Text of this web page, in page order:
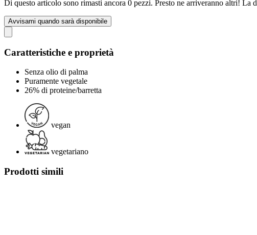
Di questo articolo sono rimasti ancora 0 pezzi. Presto ne arriveranno altri!
Avvisami quando sarà disponibile
Caratteristiche e proprietà
Senza olio di palma
Puramente vegetale
26% di proteine/barretta
vegan
vegetariano
Prodotti simili